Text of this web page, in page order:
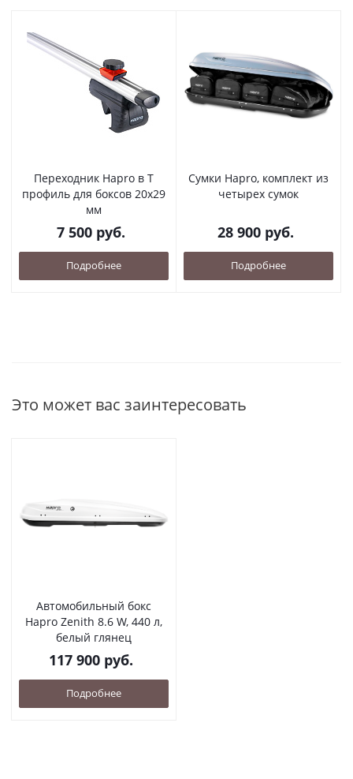
Переходник Hapro в Т
профиль для боксов 20х29
мм
7 500 руб.
Подробнее
Сумки Hapro, комплект из
четырех сумок
28 900 руб.
Подробнее
Это может вас заинтересовать
Автомобильный бокс
Hapro Zenith 8.6 W, 440 л,
белый глянец
117 900 руб.
Подробнее